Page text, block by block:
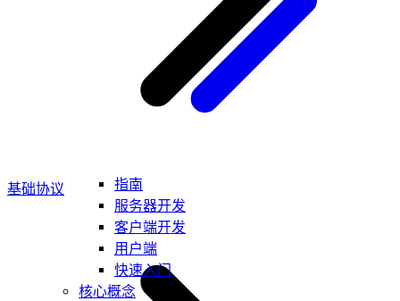
指南
服务器开发
客户端开发
用户端
快速入门
核心概念
基础协议